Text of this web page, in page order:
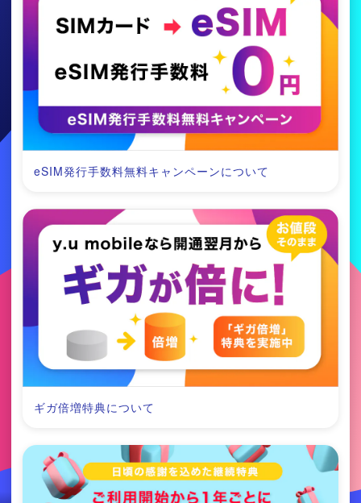
eSIM発行手数料無料キャンペーンについて
ギガ倍増特典について